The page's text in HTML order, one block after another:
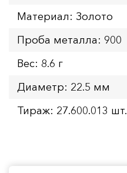
Материал: Золото
Проба металла: 900
Вес: 8.6 г
Диаметр: 22.5 мм
Тираж: 27.600.013 шт.